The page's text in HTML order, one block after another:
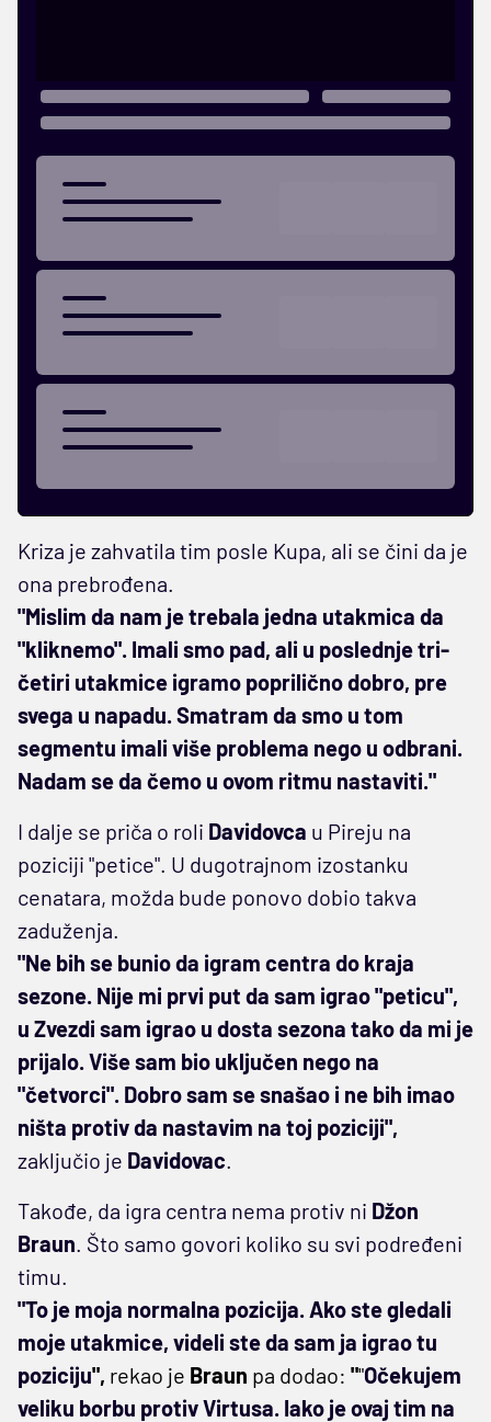
Kriza je zahvatila tim posle Kupa, ali se čini da je
ona prebrođena.
"Mislim da nam je trebala jedna utakmica da
"kliknemo". Imali smo pad, ali u poslednje tri-
četiri utakmice igramo poprilično dobro, pre
svega u napadu. Smatram da smo u tom
segmentu imali više problema nego u odbrani.
Nadam se da čemo u ovom ritmu nastaviti."
I dalje se priča o roli Davidovca u Pireju na
poziciji "petice". U dugotrajnom izostanku
cenatara, možda bude ponovo dobio takva
zaduženja.
"Ne bih se bunio da igram centra do kraja
sezone. Nije mi prvi put da sam igrao "peticu",
u Zvezdi sam igrao u dosta sezona tako da mi je
prijalo. Više sam bio uključen nego na
"četvorci". Dobro sam se snašao i ne bih imao
ništa protiv da nastavim na toj poziciji",
zaključio je Davidovac.
Takođe, da igra centra nema protiv ni Džon
Braun. Što samo govori koliko su svi podređeni
timu.
"To je moja normalna pozicija. Ako ste gledali
moje utakmice, videli ste da sam ja igrao tu
poziciju", rekao je Braun pa dodao: ""Očekujem
veliku borbu protiv Virtusa. Iako je ovaj tim na